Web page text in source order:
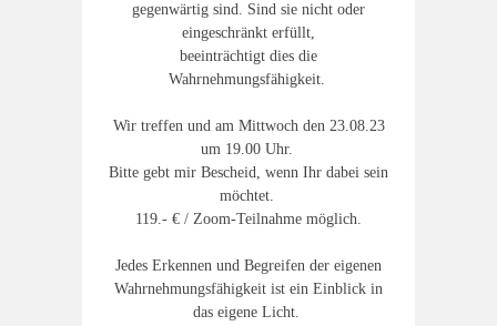
gegenwärtig sind. Sind sie nicht oder
eingeschränkt erfüllt,
beeinträchtigt dies die
Wahrnehmungsfähigkeit.
Wir treffen und am Mittwoch den 23.08.23
um 19.00 Uhr.
Bitte gebt mir Bescheid, wenn Ihr dabei sein
möchtet.
119.- € / Zoom-Teilnahme möglich.
Jedes Erkennen und Begreifen der eigenen
Wahrnehmungsfähigkeit ist ein Einblick in
das eigene Licht.